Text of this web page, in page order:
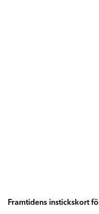
Framtidens instickskort